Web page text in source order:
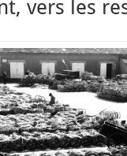
vers les